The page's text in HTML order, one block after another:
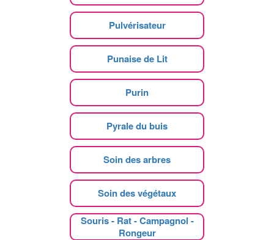
Pulvérisateur
Punaise de Lit
Purin
Pyrale du buis
Soin des arbres
Soin des végétaux
Souris - Rat - Campagnol -
Rongeur